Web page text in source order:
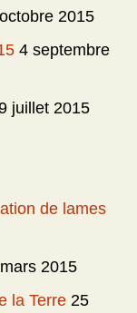
2015
4 septembre
juillet 2015
de lames
2015
la Terre 25